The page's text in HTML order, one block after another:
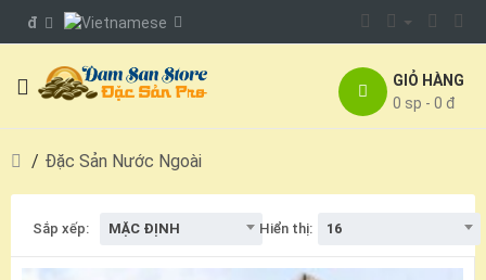
đ
GIỎ HÀNG
0 sp - 0 đ
Đặc Sản Nước Ngoài
Sắp xếp: MẶC ĐỊNH Hiển thị: 16